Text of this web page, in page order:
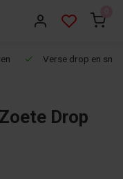
Verse drop en
Drop